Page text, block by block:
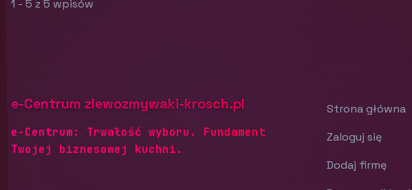
1 - 5 z 5 wpisów
e-Centrum zlewozmywaki-krosch.pl
e-Centrum: Trwałość wyboru. Fundament
Twojej biznesowej kuchni.
Strona główna
Zaloguj się
Dodaj firmę